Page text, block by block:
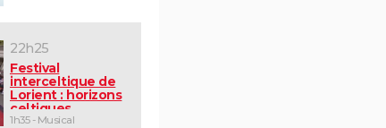
22h25
Festival
interceltique de
Lorient : horizons
celtiques
1h35 - Musical